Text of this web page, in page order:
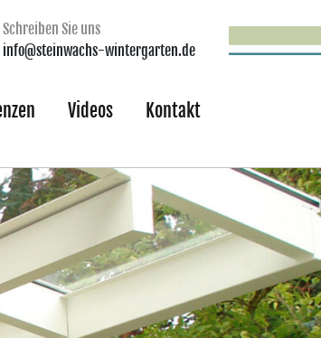
Schreiben Sie uns
info@steinwachs-wintergarten.de
Videos Kontakt